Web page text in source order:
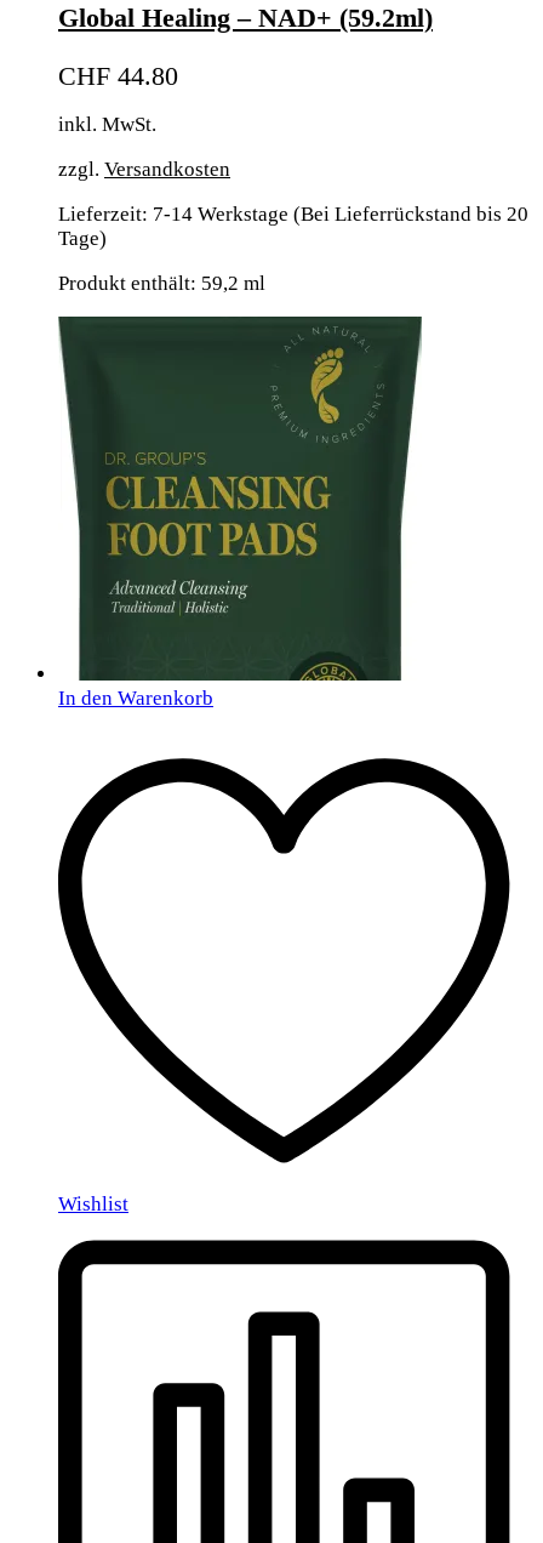
Global Healing – NAD+ (59.2ml)
CHF 44.80
inkl. MwSt.
zzgl. Versandkosten
Lieferzeit: 7-14 Werkstage (Bei Lieferrückstand bis 20
Tage)
Produkt enthält: 59,2 ml
In den Warenkorb
Wishlist